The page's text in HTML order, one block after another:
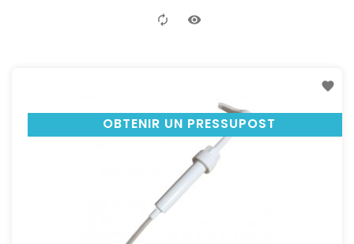
OBTENIR UN PRESSUPOST